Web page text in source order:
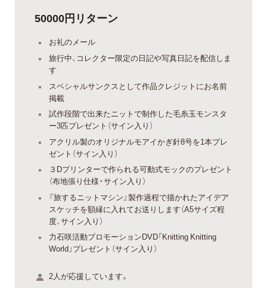
50000円リターン
お礼のメール
旅行中、コレクター限定の日記や写真日記を配信しま
す
スペシャルサンクスとして作品クレジットにお名前
掲載
試作段階で出来たニットで制作した毛糸玉モンスタ
ー3匹プレゼント（サイン入り）
アクリル製のオリジナルモアイかぎ針8号を1本プレ
ゼント（サイン入り）
３Dプリンターで作られる可動式モックのプレゼント
（布地張り仕様・サイン入り）
『旅するニットマシン』製作過程で描かれたアイデア
スケッチを額縁に入れてお送りします（A5サイズ程
度、サイン入り）
力石咲活動プロモーションDVD「Knitting Knitting
World」プレゼント（サイン入り）
2人が応援しています。